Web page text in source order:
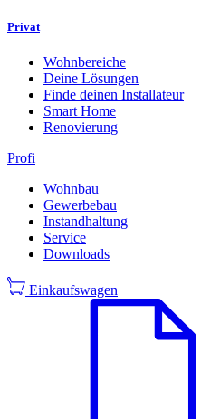
Privat
Wohnbereiche
Deine Lösungen
Finde deinen Installateur
Smart Home
Renovierung
Profi
Wohnbau
Gewerbebau
Instandhaltung
Service
Downloads
Einkaufswagen